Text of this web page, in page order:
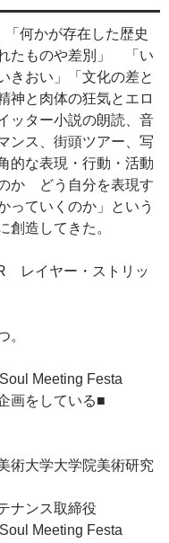
何かが存在した歴史
たものや差別」 「い
きおい」「文化の差と
と肉体の狂気とエロ
ッター小説の朗読、音
ンス、街頭ツアー、写
的な表現・行動・活動
か どう自分を表現す
ていくのか」という
創造してきた。
レイヤー・ストリッ
。
Meeting Festa
画をしている■
術大学大学院美術研究
ナンス取締役
Meeting Festa